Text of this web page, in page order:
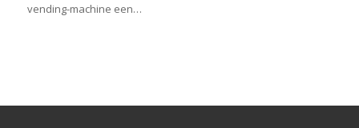
vending-machine een…